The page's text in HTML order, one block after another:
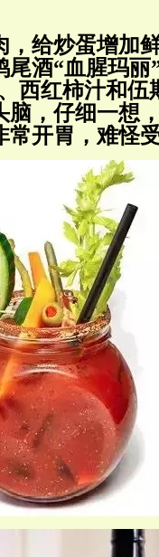
，给炒蛋增加
酒“血腥玛丽
西红柿汁和伍
脑，仔细一想
常开胃，难怪